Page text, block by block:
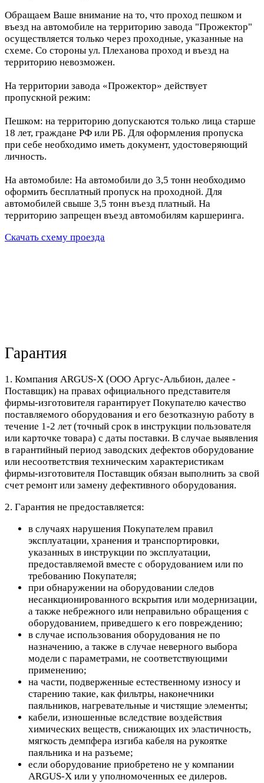
Обращаем Ваше внимание на то, что проход пешком и
въезд на автомобиле на территорию завода "Прожектор"
осуществляется только через проходные, указанные на
схеме. Со стороны ул. Плеханова проход и въезд на
территорию невозможен.
На территории завода «Прожектор» действует
пропускной режим:
Пешком: на территорию допускаются только лица старше
18 лет, граждане РФ или РБ. Для оформления пропуска
при себе необходимо иметь документ, удостоверяющий
личность.
На автомобиле: На автомобили до 3,5 тонн необходимо
оформить бесплатный пропуск на проходной. Для
автомобилей свыше 3,5 тонн въезд платный. На
территорию запрещен въезд автомобилям каршеринга.
Скачать схему проезда
Гарантия
1. Компания ARGUS-X (ООО Аргус-Альбион, далее -
Поставщик) на правах официального представителя
фирмы-изготовителя гарантирует Покупателю качество
поставляемого оборудования и его безотказную работу в
течение 1-2 лет (точный срок в инструкции пользователя
или карточке товара) с даты поставки. В случае выявления
в гарантийный период заводских дефектов оборудование
или несоответствия техническим характеристикам
фирмы-изготовителя Поставщик обязан выполнить за свой
счет ремонт или замену дефективного оборудования.
2. Гарантия не предоставляется:
в случаях нарушения Покупателем правил
эксплуатации, хранения и транспортировки,
указанных в инструкции по эксплуатации,
предоставляемой вместе с оборудованием или по
требованию Покупателя;
при обнаружении на оборудовании следов
несанкционированного вскрытия или модернизации,
а также небрежного или неправильно обращения с
оборудованием, приведшего к его повреждению;
в случае использования оборудования не по
назначению, а также в случае неверного выбора
модели с параметрами, не соответствующими
применению;
на части, подверженные естественному износу и
старению такие, как фильтры, наконечники
паяльников, нагревательные и чистящие элементы;
кабели, изношенные вследствие воздействия
химических веществ, снижающих их эластичность,
мягкость демпфера изгиба кабеля на рукоятке
паяльника и на разъеме;
если оборудование приобретено не у компании
ARGUS-X или у уполномоченных ее дилеров.